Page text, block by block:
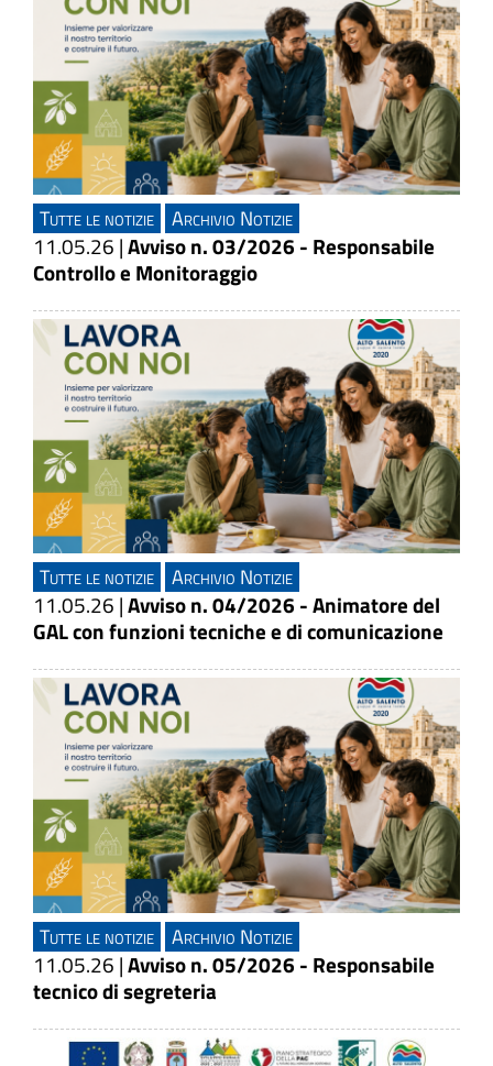
Tutte le notizie Archivio Notizie
11.05.26 |Avviso n. 03/2026 - Responsabile
Controllo e Monitoraggio
Tutte le notizie Archivio Notizie
11.05.26 |Avviso n. 04/2026 - Animatore del
GAL con funzioni tecniche e di comunicazione
Tutte le notizie Archivio Notizie
11.05.26 |Avviso n. 05/2026 - Responsabile
tecnico di segreteria